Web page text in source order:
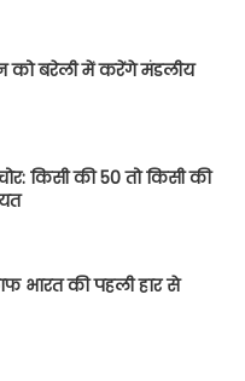
को बरेली में करेंगे मंडलीय
किसी की 50 तो किसी की
भारत की पहली हार से